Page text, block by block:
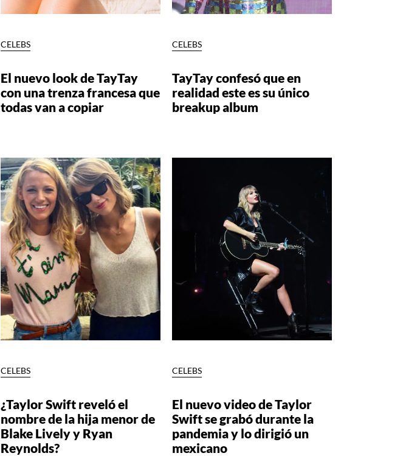
CELEBS
El nuevo look de TayTay
con una trenza francesa que
todas van a copiar
CELEBS
TayTay confesó que en
realidad este es su único
breakup album
CELEBS
¿Taylor Swift reveló el
nombre de la hija menor de
Blake Lively y Ryan
Reynolds?
CELEBS
El nuevo video de Taylor
Swift se grabó durante la
pandemia y lo dirigió un
mexicano